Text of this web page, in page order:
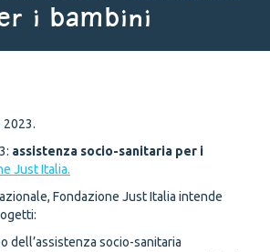
i bambini
2023.
assistenza socio-sanitaria per i
Just Italia.
Fondazione Just Italia intende
dell’assistenza socio-sanitaria